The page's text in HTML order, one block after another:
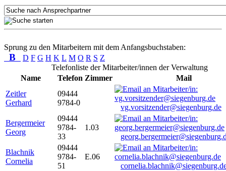
Sprung zu den Mitarbeitern mit dem Anfangsbuchstaben:
B D F G H K L M O R S Z
Telefonliste der Mitarbeiter/innen der Verwaltung
Name
Telefon Zimmer
Mail
Zeitler
Gerhard
09444
9784-0
vg.vorsitzender@siegenburg.de
Bergermeier
Georg
09444
9784-
33
1.03
Blachnik
Cornelia
09444
9784-
51
E.06